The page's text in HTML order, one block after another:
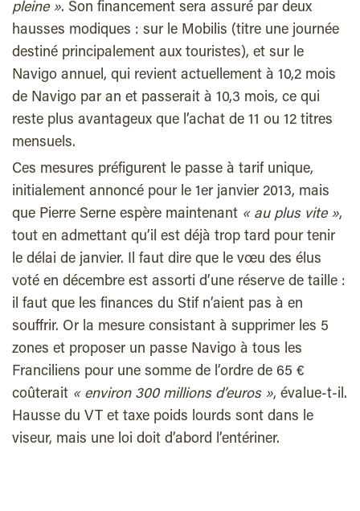
pleine ». Son financement sera assuré par deux
hausses modiques : sur le Mobilis (titre une journée
destiné principalement aux touristes), et sur le
Navigo annuel, qui revient actuellement à 10,2 mois
de Navigo par an et passerait à 10,3 mois, ce qui
reste plus avantageux que l’achat de 11 ou 12 titres
mensuels.
Ces mesures préfigurent le passe à tarif unique,
initialement annoncé pour le 1er janvier 2013, mais
que Pierre Serne espère maintenant « au plus vite »,
tout en admettant qu’il est déjà trop tard pour tenir
le délai de janvier. Il faut dire que le vœu des élus
voté en décembre est assorti d’une réserve de taille :
il faut que les finances du Stif n’aient pas à en
souffrir. Or la mesure consistant à supprimer les 5
zones et proposer un passe Navigo à tous les
Franciliens pour une somme de l’ordre de 65 €
coûterait « environ 300 millions d’euros », évalue-t-il.
Hausse du VT et taxe poids lourds sont dans le
viseur, mais une loi doit d’abord l’entériner.